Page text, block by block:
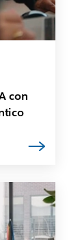
con